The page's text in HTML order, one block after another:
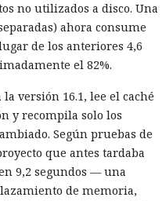
no utilizados a disco. Una
ahora consume
de los anteriores 4,6
el 82%.
versión 16.1, lee el caché
y recompila solo los
Según pruebas de
que antes tardaba
9,2 segundos — una
de memoria,